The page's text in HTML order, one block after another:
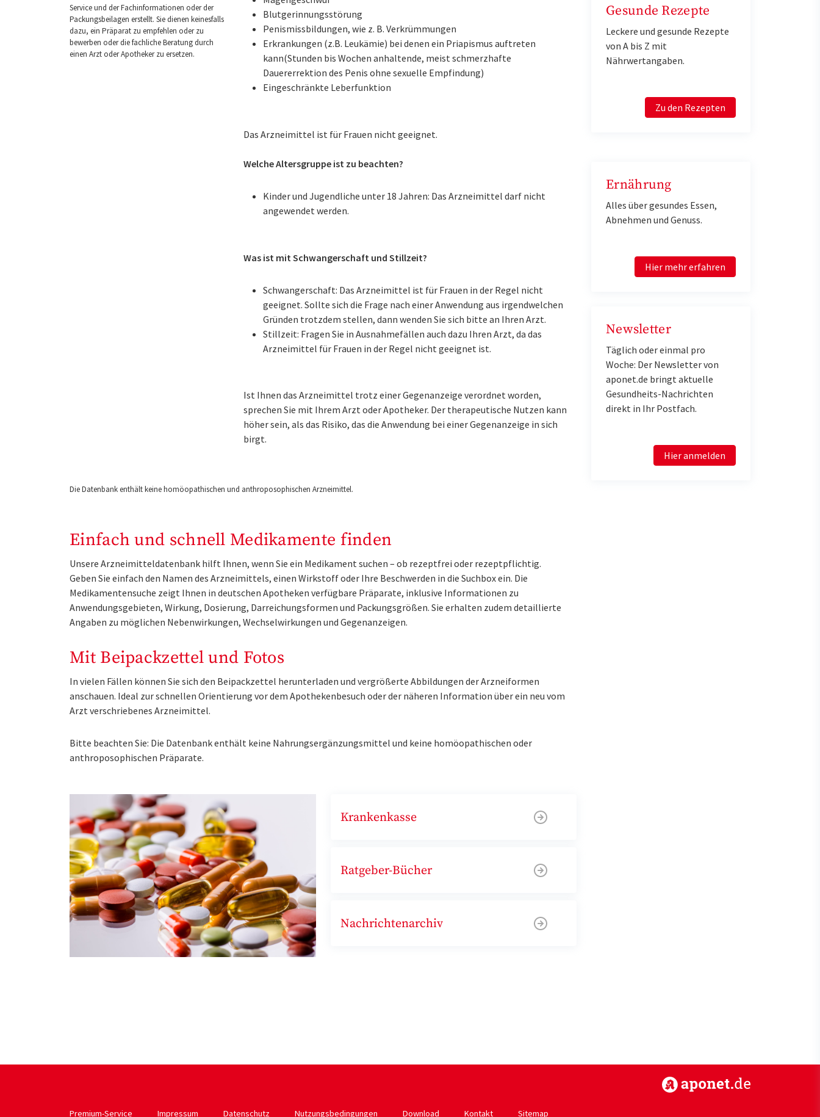
Service und der Fachinformationen oder der
Packungsbeilagen erstellt. Sie dienen keinesfalls
dazu, ein Präparat zu empfehlen oder zu
bewerben oder die fachliche Beratung durch
einen Arzt oder Apotheker zu ersetzen.
Blutgerinnungsstörung
Penismissbildungen, wie z. B. Verkrümmungen
Erkrankungen (z.B. Leukämie) bei denen ein Priapismus auftreten
kann(Stunden bis Wochen anhaltende, meist schmerzhafte
Dauererrektion des Penis ohne sexuelle Empfindung)
Eingeschränkte Leberfunktion
Das Arzneimittel ist für Frauen nicht geeignet.
Welche Altersgruppe ist zu beachten?
Kinder und Jugendliche unter 18 Jahren: Das Arzneimittel darf nicht
angewendet werden.
Was ist mit Schwangerschaft und Stillzeit?
Schwangerschaft: Das Arzneimittel ist für Frauen in der Regel nicht
geeignet. Sollte sich die Frage nach einer Anwendung aus irgendwelchen
Gründen trotzdem stellen, dann wenden Sie sich bitte an Ihren Arzt.
Stillzeit: Fragen Sie in Ausnahmefällen auch dazu Ihren Arzt, da das
Arzneimittel für Frauen in der Regel nicht geeignet ist.
Ist Ihnen das Arzneimittel trotz einer Gegenanzeige verordnet worden,
sprechen Sie mit Ihrem Arzt oder Apotheker. Der therapeutische Nutzen kann
höher sein, als das Risiko, das die Anwendung bei einer Gegenanzeige in sich
birgt.
Die Datenbank enthält keine homöopathischen und anthroposophischen Arzneimittel.
Einfach und schnell Medikamente finden
Unsere Arzneimitteldatenbank hilft Ihnen, wenn Sie ein Medikament suchen – ob rezeptfrei oder rezeptpflichtig.
Geben Sie einfach den Namen des Arzneimittels, einen Wirkstoff oder Ihre Beschwerden in die Suchbox ein. Die
Medikamentensuche zeigt Ihnen in deutschen Apotheken verfügbare Präparate, inklusive Informationen zu
Anwendungsgebieten, Wirkung, Dosierung, Darreichungsformen und Packungsgrößen. Sie erhalten zudem detaillierte
Angaben zu möglichen Nebenwirkungen, Wechselwirkungen und Gegenanzeigen.
Mit Beipackzettel und Fotos
In vielen Fällen können Sie sich den Beipackzettel herunterladen und vergrößerte Abbildungen der Arzneiformen
anschauen. Ideal zur schnellen Orientierung vor dem Apothekenbesuch oder der näheren Information über ein neu vom
Arzt verschriebenes Arzneimittel.
Bitte beachten Sie: Die Datenbank enthält keine Nahrungsergänzungsmittel und keine homöopathischen oder
anthroposophischen Präparate.
Krankenkasse
Ratgeber-Bücher
Nachrichtenarchiv
Gesunde Rezepte
Leckere und gesunde Rezepte
von A bis Z mit
Nährwertangaben.
Zu den Rezepten
Ernährung
Alles über gesundes Essen,
Abnehmen und Genuss.
Hier mehr erfahren
Newsletter
Täglich oder einmal pro
Woche: Der Newsletter von
aponet.de bringt aktuelle
Gesundheits-Nachrichten
direkt in Ihr Postfach.
Hier anmelden
Premium-Service Impressum Datenschutz Nutzungsbedingungen Download Kontakt Sitemap